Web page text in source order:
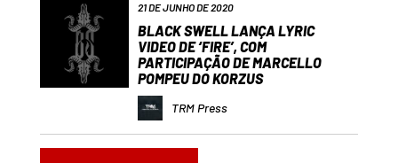
21 DE JUNHO DE 2020
BLACK SWELL LANÇA LYRIC
VIDEO DE ‘FIRE’, COM
PARTICIPAÇÃO DE MARCELLO
POMPEU DO KORZUS
TRM Press